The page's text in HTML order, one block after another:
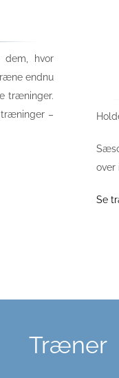
hvor
endnu
træninger.
–
over
Se
Træner